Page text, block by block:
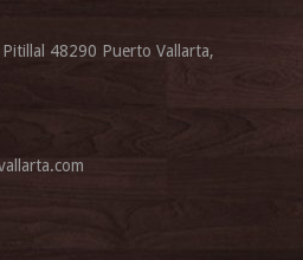
48290 Puerto Vallarta,